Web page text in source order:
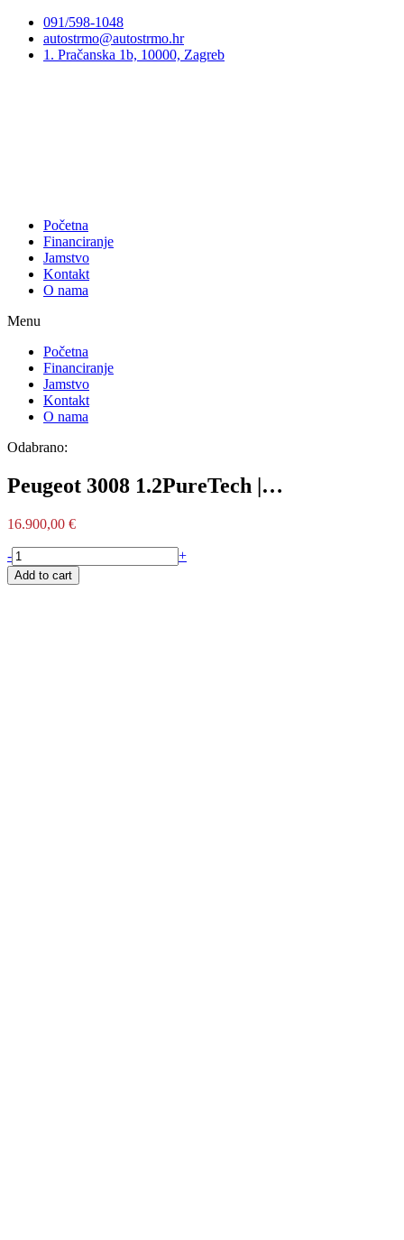
Preskoči
sadržaj
091/598-1048
autostrmo@autostrmo.hr
1. Pračanska 1b, 10000, Zagreb
Početna
Financiranje
Jamstvo
Kontakt
O nama
Menu
Početna
Financiranje
Jamstvo
Kontakt
O nama
Odabrano:
Peugeot 3008 1.2PureTech |…
16.900,00 €
Peugeot
3008
1.2PureTech
- +
Add to cart